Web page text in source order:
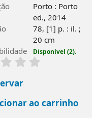
Porto : Porto
ed., 2014
78, [1] p. : il. ;
20 cm
Disponível (2).
ao carrinho